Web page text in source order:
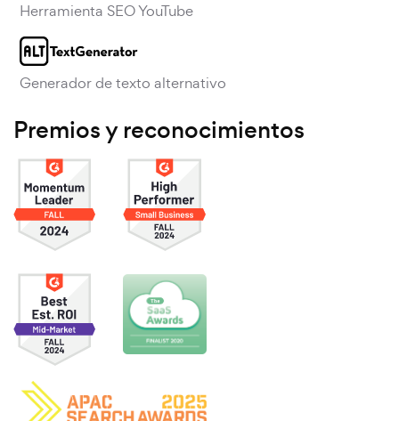
Herramienta SEO YouTube
Generador de texto alternativo
Premios y reconocimientos